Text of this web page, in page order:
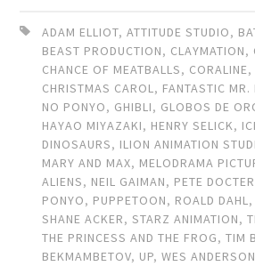
ADAM ELLIOT,ATTITUDE STUDIO,
BEAST PRODUCTION, CLAYMATION,
CHANCE OF MEATBALLS, CORALINE,
CHRISTMAS CAROL, FANTASTIC MR.
NO PONYO, GHIBLI, GLOBOS DE
HAYAO MIYAZAKI, HENRY SELICK,
DINOSAURS, ILION ANIMATION
MARY AND MAX, MELODRAMA
ALIENS, NEIL GAIMAN, PETE DOCTER
PONYO, PUPPETOON, ROALD DAHL,
SHANE ACKER,STARZ ANIMATION,
THE PRINCESS AND THE FROG,TIM
BEKMAMBETOV, UP,WES ANDERSON